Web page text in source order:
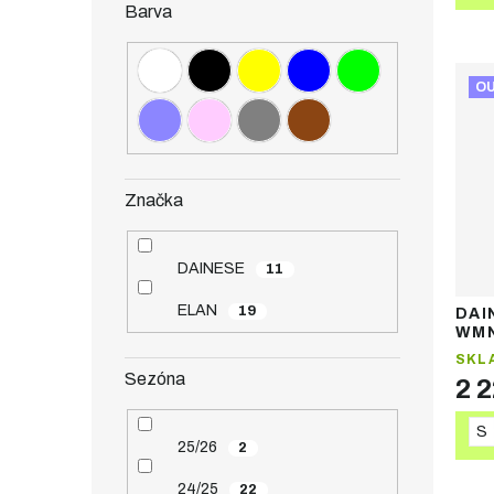
Barva
Značka
DAINESE 11
ELAN 19
Sezóna
25/26 2
24/25 22
2
S